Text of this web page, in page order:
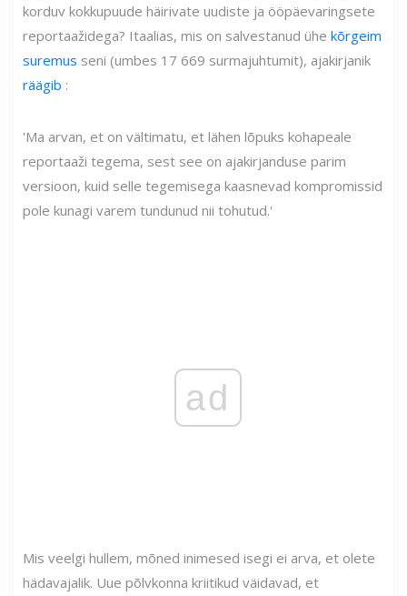
korduv kokkupuude häirivate uudiste ja ööpäevaringsete
reportaažidega? Itaalias, mis on salvestanud ühe kõrgeim
suremus seni (umbes 17 669 surmajuhtumit), ajakirjanik
räägib :
'Ma arvan, et on vältimatu, et lähen lõpuks kohapeale
reportaaži tegema, sest see on ajakirjanduse parim
versioon, kuid selle tegemisega kaasnevad kompromissid
pole kunagi varem tundunud nii tohutud.'
ad
Mis veelgi hullem, mõned inimesed isegi ei arva, et olete
hädavajalik. Uue põlvkonna kriitikud väidavad, et